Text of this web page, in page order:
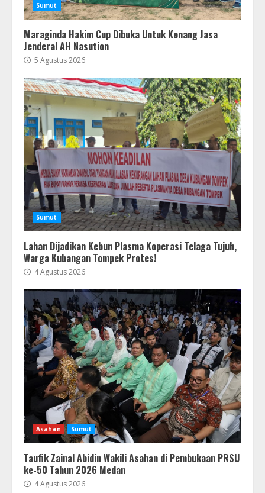
Sumut
Maraginda Hakim Cup Dibuka Untuk Kenang Jasa
Jenderal AH Nasution
5 Agustus 2026
Sumut
Lahan Dijadikan Kebun Plasma Koperasi Telaga Tujuh,
Warga Kubangan Tompek Protes!
4 Agustus 2026
Asahan Sumut
Taufik Zainal Abidin Wakili Asahan di Pembukaan PRSU
ke-50 Tahun 2026 Medan
4 Agustus 2026